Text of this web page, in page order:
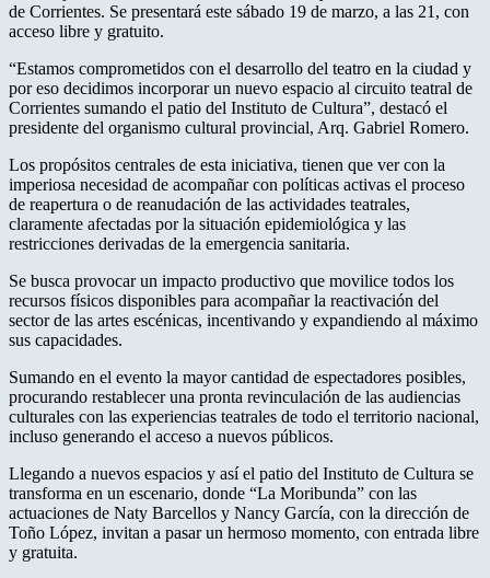
de Corrientes. Se presentará este sábado 19 de marzo, a las 21, con
acceso libre y gratuito.
“Estamos comprometidos con el desarrollo del teatro en la ciudad y
por eso decidimos incorporar un nuevo espacio al circuito teatral de
Corrientes sumando el patio del Instituto de Cultura”, destacó el
presidente del organismo cultural provincial, Arq. Gabriel Romero.
Los propósitos centrales de esta iniciativa, tienen que ver con la
imperiosa necesidad de acompañar con políticas activas el proceso
de reapertura o de reanudación de las actividades teatrales,
claramente afectadas por la situación epidemiológica y las
restricciones derivadas de la emergencia sanitaria.
Se busca provocar un impacto productivo que movilice todos los
recursos físicos disponibles para acompañar la reactivación del
sector de las artes escénicas, incentivando y expandiendo al máximo
sus capacidades.
Sumando en el evento la mayor cantidad de espectadores posibles,
procurando restablecer una pronta revinculación de las audiencias
culturales con las experiencias teatrales de todo el territorio nacional,
incluso generando el acceso a nuevos públicos.
Llegando a nuevos espacios y así el patio del Instituto de Cultura se
transforma en un escenario, donde “La Moribunda” con las
actuaciones de Naty Barcellos y Nancy García, con la dirección de
Toño López, invitan a pasar un hermoso momento, con entrada libre
y gratuita.